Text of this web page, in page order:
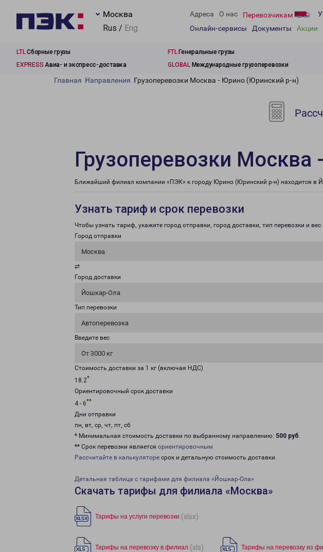
Москва
Rus / Eng
Адреса О нас Перевозчикам
Онлайн-сервисы
Документы Акции
LTLСборные грузы FTLГенеральные грузы
EXPRESS Авиа- и экспресс-доставка GLOBALМеждународные грузоперевозки
Главная Направления Грузоперевозки Москва - Юрино (Юринский р-н)
Грузоперевозки
Ближайший филиал компании «ПЭК» к городу Юрино (Юринский р-н) находится в
Узнать тариф и срок перевозки
Чтобы узнать тариф, укажите город отправки, город доставки, тип перевозки и вес
Город отправки
Москва
⇄
Город доставки
Йошкар-Ола
Тип перевозки
Автоперевозка
Введите вес
От 3000 кг
Стоимость доставки за 1 кг (включая НДС)
18.2*
Ориентировочный срок доставки
4 - 6**
Дни отправки
пн, вт, ср, чт, пт, сб
* Минимальная стоимость доставки по выбранному направлению: 500 руб.
** Срок перевозки является ориентировочным
Рассчитайте в калькуляторе срок и детальную стоимость доставки.
Детальная таблица с тарифами для филиала «Йошкар-Ола»
Скачать тарифы для филиала «Москва»
Тарифы на услуги перевозки (xlsx)
Тарифы на перевозку в филиал (xls) Тарифы на перевозку из